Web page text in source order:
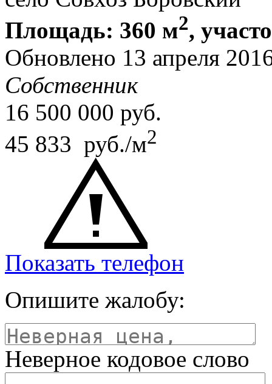
Площадь: 360 м2,
Обновлено 13 апреля
Собственник
16 500 000 руб.
45 833 руб./м2
Показать телефон
Опишите жалобу:
Неверное кодовое слово